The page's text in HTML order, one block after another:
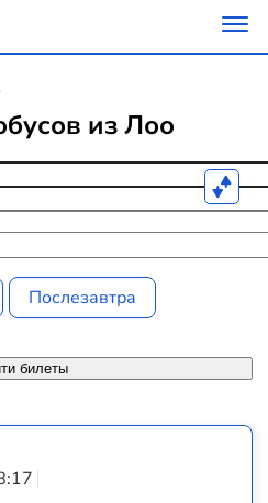
из Лоо
Послезавтра
билеты